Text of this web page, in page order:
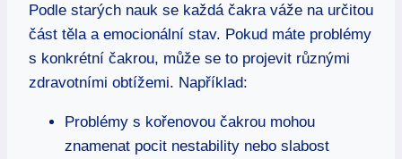
Podle starých nauk se každá čakra váže na určitou
část těla a emocionální stav. Pokud máte problémy
s konkrétní čakrou, může se to projevit různými
zdravotními obtížemi. Například:
Problémy s kořenovou čakrou mohou
znamenat pocit nestability nebo slabost